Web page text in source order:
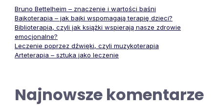
Bruno Bettelheim – znaczenie i wartości baśni
Bajkoterapia – jak bajki wspomagają terapię dzieci?
Biblioterapia, czyli jak książki wspierają nasze zdrowie
emocjonalne?
Leczenie poprzez dźwięki, czyli muzykoterapia
Arteterapia – sztuka jako leczenie
Najnowsze komentarze